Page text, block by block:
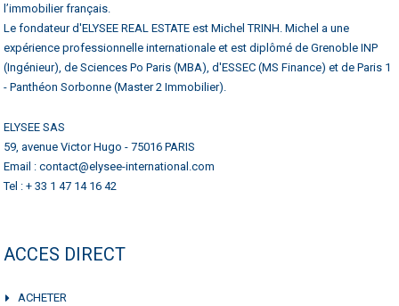
l’immobilier français.
Le fondateur d'ELYSEE REAL ESTATE est Michel TRINH. Michel a une
expérience professionnelle internationale et est diplômé de Grenoble INP
(Ingénieur), de Sciences Po Paris (MBA), d'ESSEC (MS Finance) et de Paris 1
- Panthéon Sorbonne (Master 2 Immobilier).
ELYSEE SAS
59, avenue Victor Hugo - 75016 PARIS
Email : contact@elysee-international.com
Tel : + 33 1 47 14 16 42
ACCES DIRECT
ACHETER